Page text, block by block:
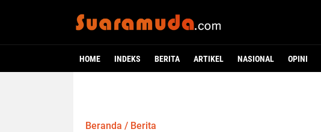
HOME INDEKS BERITA ARTIKEL NASIONAL OPINI
Beranda / Berita